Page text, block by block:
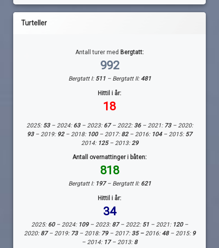
Turteller
Antall turer med Bergtatt:
992
Bergtatt I: 511 – Bergtatt II:481
Hittil i år:
18
2025: 53– 2024:63– 2023: 67– 2022: 36– 2021: 73– 2020:
93– 2019: 92– 2018: 100 – 2017: 82– 2016: 104– 2015: 57
2014: 125– 2013: 29
Antall overnattinger i båten:
818
Bergtatt I: 197– Bergtatt II: 621
Hittil i år:
34
2025: 60– 2024: 109– 2023: 87– 2022: 51– 2021: 120–
2020: 87– 2019: 73– 2018: 79– 2017: 35 –2016:48– 2015: 9
– 2014: 17– 2013: 8